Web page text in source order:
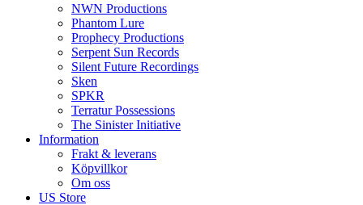
NWN Productions
Phantom Lure
Prophecy Productions
Serpent Sun Records
Silent Future Recordings
Sken
SPKR
Terratur Possessions
The Sinister Initiative
Information
Frakt & leverans
Köpvillkor
Om oss
US Store